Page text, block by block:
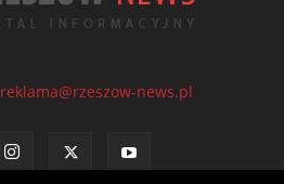
reklama@rzeszow-news.pl